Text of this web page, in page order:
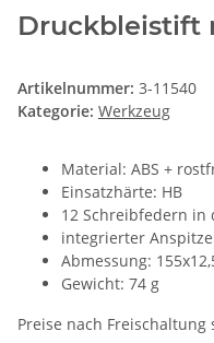
Druckbleistift
Artikelnummer: 3-11540
Kategorie: Werkzeug
Material: ABS +
Einsatzhärte: HB
12 Schreibfedern in
integrierter
Abmessung:
Gewicht: 74 g
Preise nach Freischaltung